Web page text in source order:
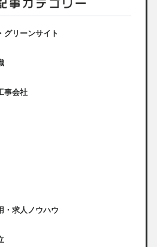
グリーンサイト
事会社
・求人ノウハウ